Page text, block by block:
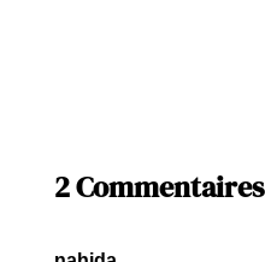
2 Commentaires